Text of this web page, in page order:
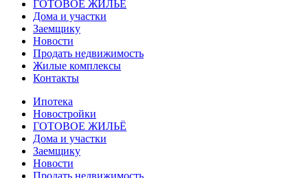
ГОТОВОЕ ЖИЛЬЁ
Дома и участки
Заемщику
Новости
Продать недвижимость
Жилые комплексы
Контакты
Ипотека
Новостройки
ГОТОВОЕ ЖИЛЬЁ
Дома и участки
Заемщику
Новости
Продать недвижимость